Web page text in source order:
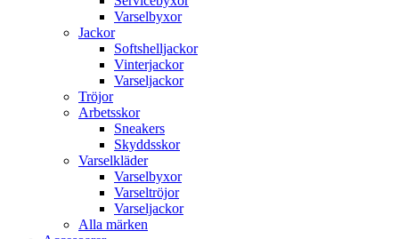
Varselbyxor
Jackor
Softshelljackor
Vinterjackor
Varseljackor
Tröjor
Arbetsskor
Sneakers
Skyddsskor
Varselkläder
Varselbyxor
Varseltröjor
Varseljackor
Alla märken